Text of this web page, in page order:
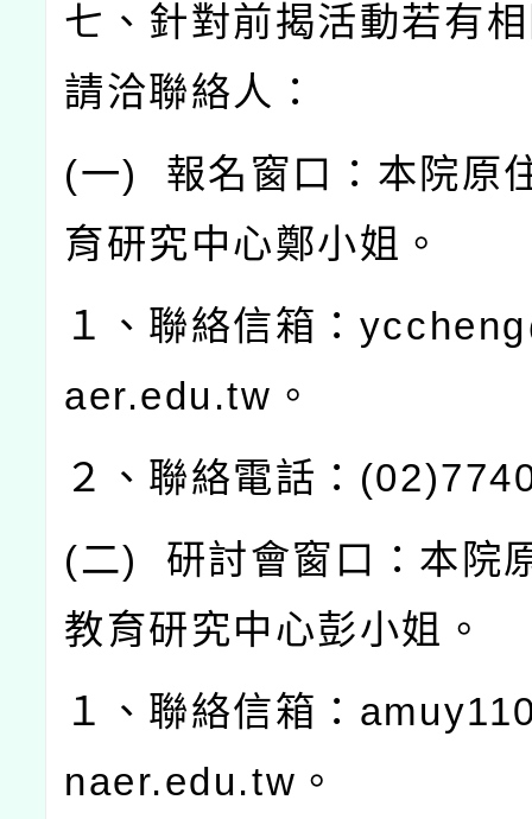
七、針對前揭活動若有
請洽聯絡人：
(一) 報名窗口：本院原
育研究中心鄭小姐。
１、聯絡信箱：
aer.edu.tw 。
２、聯絡電話：
(二) 研討會窗口：本院
教育研究中心彭小姐。
１、聯絡信箱：
naer.edu.tw 。